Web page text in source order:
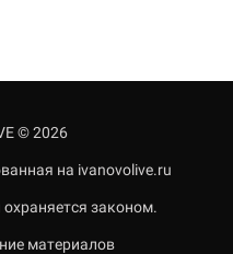
© 2026
на ivanovolive.ru
законом.
материалов